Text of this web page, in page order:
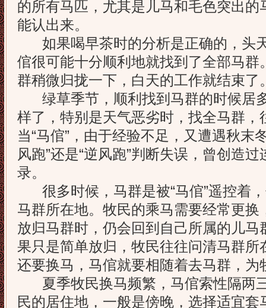
的所有马匹，尤其是儿马和毛色突出
能认出来。
如果喝早茶时的分析是正确的，头
倌很可能十分顺利地就找到了全部马群
群稍微归拢一下，白天的工作就结束了
绿草季节，顺利找到马群的时候居
样了，特别是天气恶劣时，找全马群，
当“马倌”，由于经验不足，又遭遇秋末
风跑”还是“逆风跑”判断失误，曾创造
录。
很多时候，马群是被“马倌”遥控着，
马群所在地。牧民的乘马需要经常更
放归马群时，仍会回到自己所属的儿
果只是简单放归，牧民往往问清马群所
还要换马，马倌就要相随着去马群，为
夏季牧民换马频繁，马倌索性隔两
民的居住地，一般是傍晚，选择适宜